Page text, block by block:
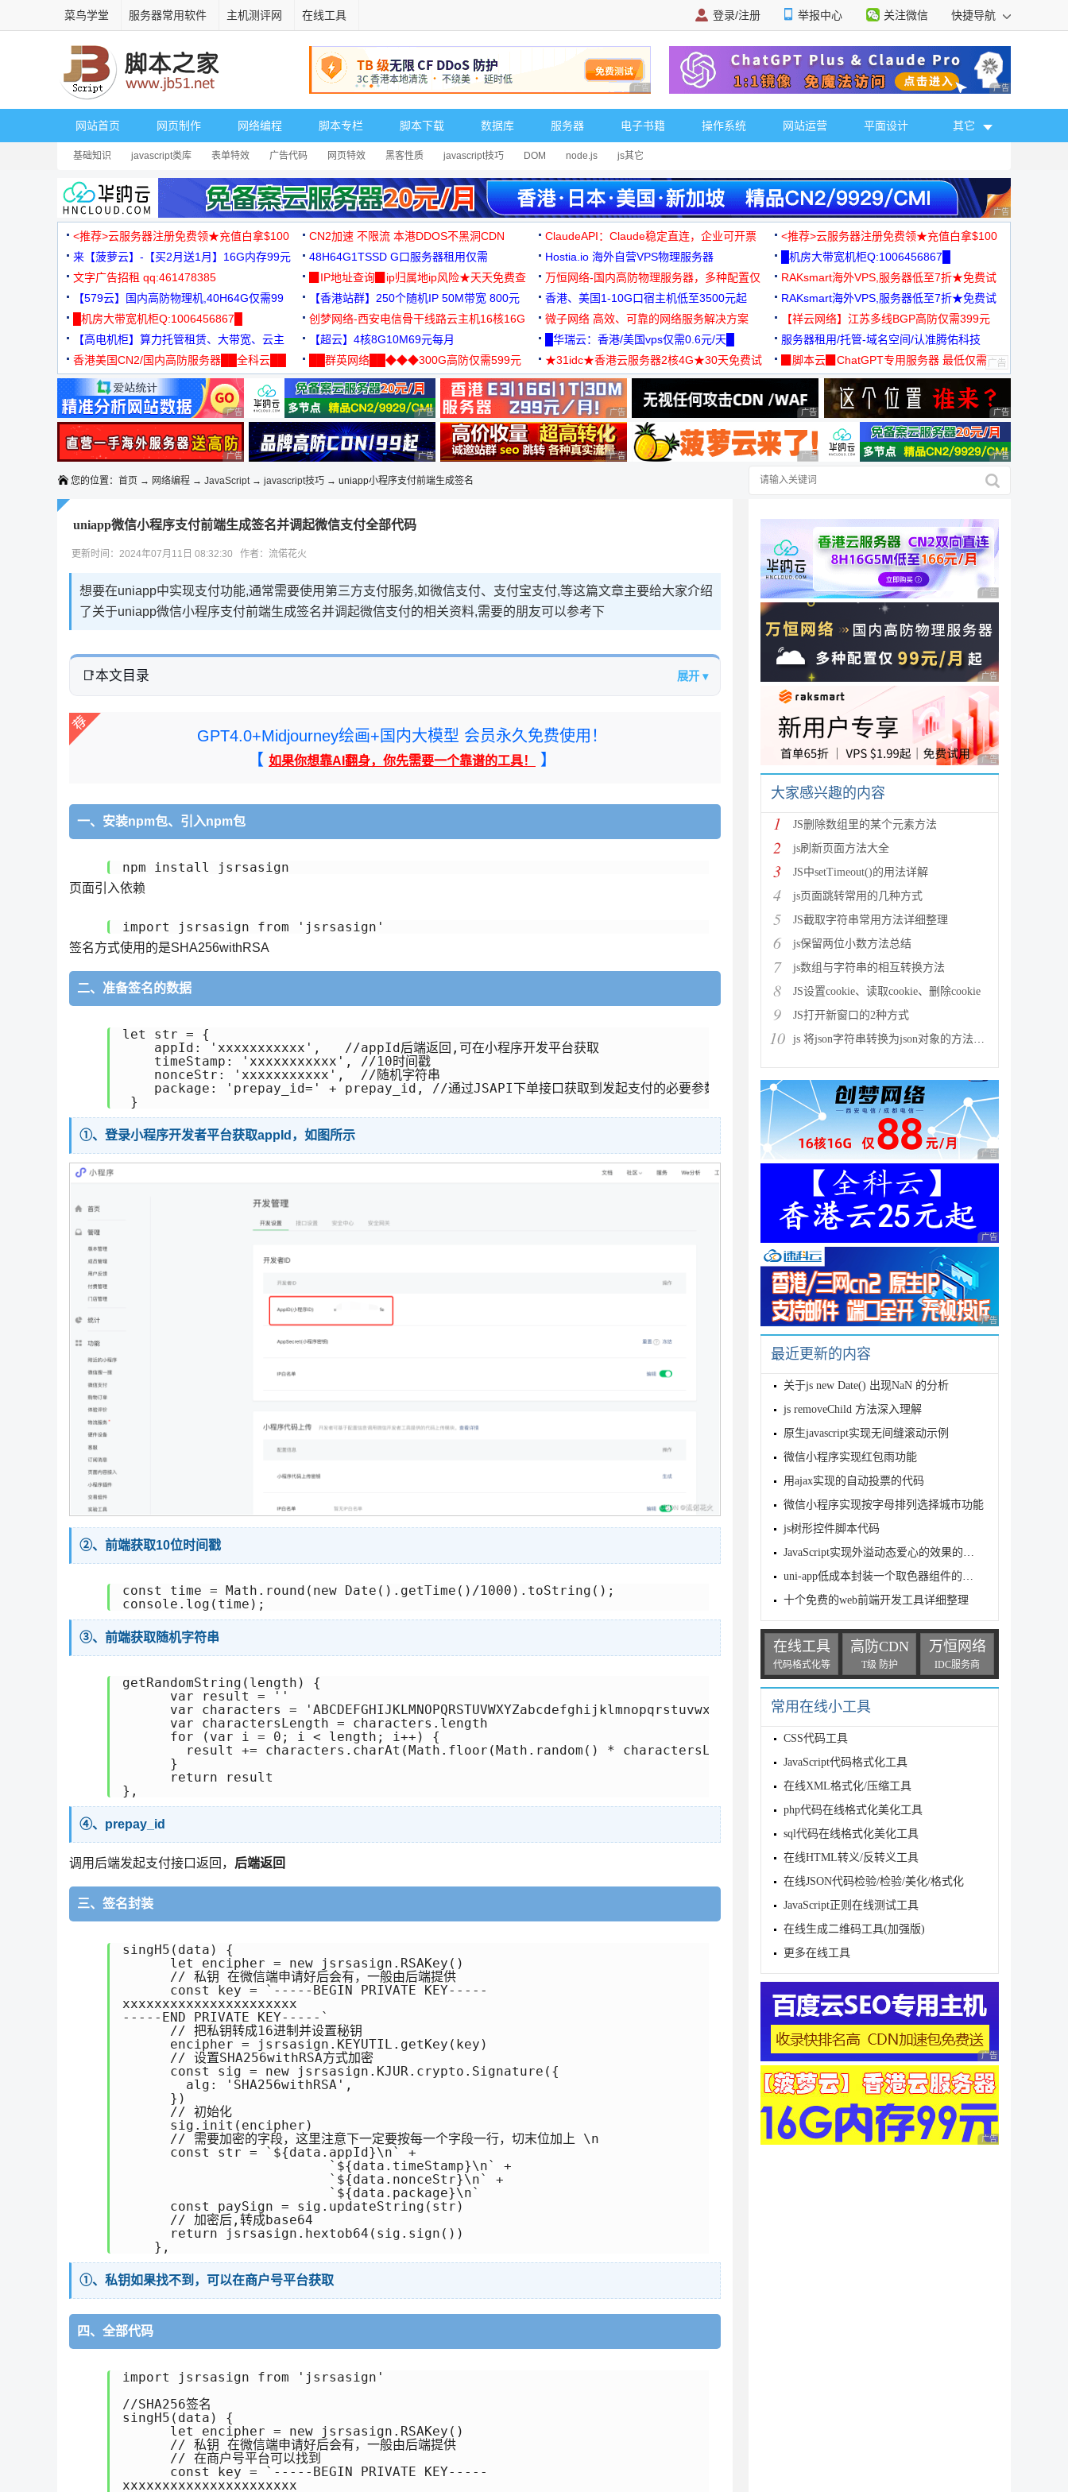
菜鸟学堂 服务器常用软件 主机测评网 在线工具 登录/注册 举报中心 关注微信 快捷导航
广告 商业广告，理性选择 广告 商业广告，理
网站首页 网页制作 网络编程 脚本专栏 脚本下载 数据库 服务器 电子书籍 操作系统 网站运营 平面设计 其它
基础知识 javascript类库 表单特效 广告代码 网页特效 黑客性质 javascript技巧 DOM node.js js其它
广告 商业广告，理
<推荐>云服务器注册免费领★充值白拿$100 CN2加速 不限流 本港DDOS不黑洞CDN ClaudeAPI：Claude稳定直连，企业可开票
<推荐>云服务器注册免费领★充值白拿$100
来【菠萝云】-【买2月送1月】16G内存99元
48H64G1TSSD G口服务器租用仅需
3000+可免费测试
Hostia.io 海外自营VPS物理服务器
█机房大带宽机柜Q:1006456867█
文字广告招租 qq:461478385
▉IP地址查询▉ip归属地ip风险★天天免费查
万恒网络-国内高防物理服务器，多种配置仅
99元/月起
RAKsmart海外VPS,服务器低至7折★免费试
用★
【579云】国内高防物理机,40H64G仅需99
元
【香港站群】250个随机IP 50M带宽 800元 香港、美国1-10G口宿主机低至3500元起
RAKsmart海外VPS,服务器低至7折★免费试
用★
█机房大带宽机柜Q:1006456867█
创梦网络-西安电信骨干线路云主机16核16G
88元/月
微子网络 高效、可靠的网络服务解决方案
【祥云网络】江苏多线BGP高防仅需399元
【高电机柜】算力托管租赁、大带宽、云主
机
【超云】4核8G10M69元每月 █华瑞云：香港/美国vps仅需0.6元/天█
服务器租用/托管-域名空间/认准腾佑科技
香港美国CN2/国内高防服务器██全科云██
██群英网络██◆◆◆300G高防仅需599元
◆◆◆
★31idc★香港云服务器2核4G★30天免费试
用◆
▉脚本云▉ChatGPT专用服务器 最低仅需
19元/月
广告 商业广告，理性选择 广告 商业广告，理性选择 广告 商业广告，理性选择 广告 商业广告，理性选择 广告 商业广告，理
广告 商业广告，理性选择 广告 商业广告，理性选择 广告 商业广告，理性选择 广告 商业广告，理性选择 广告 商业广告，理
您的位置： 首页 → 网络编程 → JavaScript→ javascript技巧 → uniapp小程序支付前端生成签名
uniapp微信小程序支付前端生成签名并调起微信支付全部代码
更新时间：2024年07月11日 08:32:30 作者：流偌花火
想要在uniapp中实现支付功能,通常需要使用第三方支付服务,如微信支付、支付宝支付,等这篇文章主要给大家介绍
了关于uniapp微信小程序支付前端生成签名并调起微信支付的相关资料,需要的朋友可以参考下
本文目录 展开 ▾
GPT4.0+Midjourney绘画+国内大模型 会员永久免费使用！
【 如果你想靠AI翻身，你先需要一个靠谱的工具！ 】
一、安装npm包、引入npm包
页面引入依赖
签名方式使用的是SHA256withRSA
二、准备签名的数据
let str = {
    appId: 'xxxxxxxxxxx',   //appId后端返回,可在小程序开发平台获取
    timeStamp: 'xxxxxxxxxxx', //10时间戳
    nonceStr: 'xxxxxxxxxxx',  //随机字符串
    package: 'prepay_id=' + prepay_id, //通过JSAPI下单接口获取到发起支付的必要参数prepay_id
①、登录小程序开发者平台获取appId，如图所示
②、前端获取10位时间戳
const time = Math.round(new Date().getTime()/1000).toString();
③、前端获取随机字符串
getRandomString(length) {
      var result = ''
      var characters = 'ABCDEFGHIJKLMNOPQRSTUVWXYZabcdefghijklmnopqrstuvwxyz0123456789'
      var charactersLength = characters.length
      for (var i = 0; i < length; i++) {
        result += characters.charAt(Math.floor(Math.random() * charactersLength))
      }
      return result
④、prepay_id
调用后端发起支付接口返回， 后端返回
三、签名封装
singH5(data) {
      let encipher = new jsrsasign.RSAKey()
      // 私钥 在微信端申请好后会有，一般由后端提供
      const key = `-----BEGIN PRIVATE KEY-----
xxxxxxxxxxxxxxxxxxxxxx
-----END PRIVATE KEY-----`
      // 把私钥转成16进制并设置秘钥
      encipher = jsrsasign.KEYUTIL.getKey(key)
      // 设置SHA256withRSA方式加密
      const sig = new jsrsasign.KJUR.crypto.Signature({
        alg: 'SHA256withRSA',
      })
      // 初始化
      sig.init(encipher)
      // 需要加密的字段，这里注意下一定要按每一个字段一行，切末位加上 \n
      const str = `${data.appId}\n` +
      const paySign = sig.updateString(str)
      // 加密后,转成base64
      return jsrsasign.hextob64(sig.sign())
①、私钥如果找不到，可以在商户号平台获取
四、全部代码
import jsrsasign from 'jsrsasign'
//SHA256签名
singH5(data) {
      let encipher = new jsrsasign.RSAKey()
      // 私钥 在微信端申请好后会有，一般由后端提供
      // 在商户号平台可以找到
      const key = `-----BEGIN PRIVATE KEY-----
xxxxxxxxxxxxxxxxxxxxxx
广告 商业广告，理性
广告 商业广告，理性
广告 商业广告，理性
大家感兴趣的内容
1 JS删除数组里的某个元素方法
2 js刷新页面方法大全
3 JS中setTimeout()的用法详解
4 js页面跳转常用的几种方式
5 JS截取字符串常用方法详细整理
6 js保留两位小数方法总结
7 js数组与字符串的相互转换方法
8 JS设置cookie、读取cookie、删除cookie
9 JS打开新窗口的2种方式
10 js 将json字符串转换为json对象的方法解析
广告 商业广告，理性
广告 商业广告，理性
广告 商业广告，理性
最近更新的内容
关于js new Date() 出现NaN 的分析
js removeChild 方法深入理解
原生javascript实现无间缝滚动示例
微信小程序实现红包雨功能
用ajax实现的自动投票的代码
微信小程序实现按字母排列选择城市功能
js树形控件脚本代码
JavaScript实现外溢动态爱心的效果的示例代码
uni-app低成本封装一个取色器组件的简单方法
十个免费的web前端开发工具详细整理
在线工具
代码格式化等
高防CDN
T级 防护
万恒网络
IDC服务商
常用在线小工具
CSS代码工具
JavaScript代码格式化工具
在线XML格式化/压缩工具
php代码在线格式化美化工具
sql代码在线格式化美化工具
在线HTML转义/反转义工具
在线JSON代码检验/检验/美化/格式化
JavaScript正则在线测试工具
在线生成二维码工具(加强版)
更多在线工具
广告 商业广告，理性
广告 商业广告，理性